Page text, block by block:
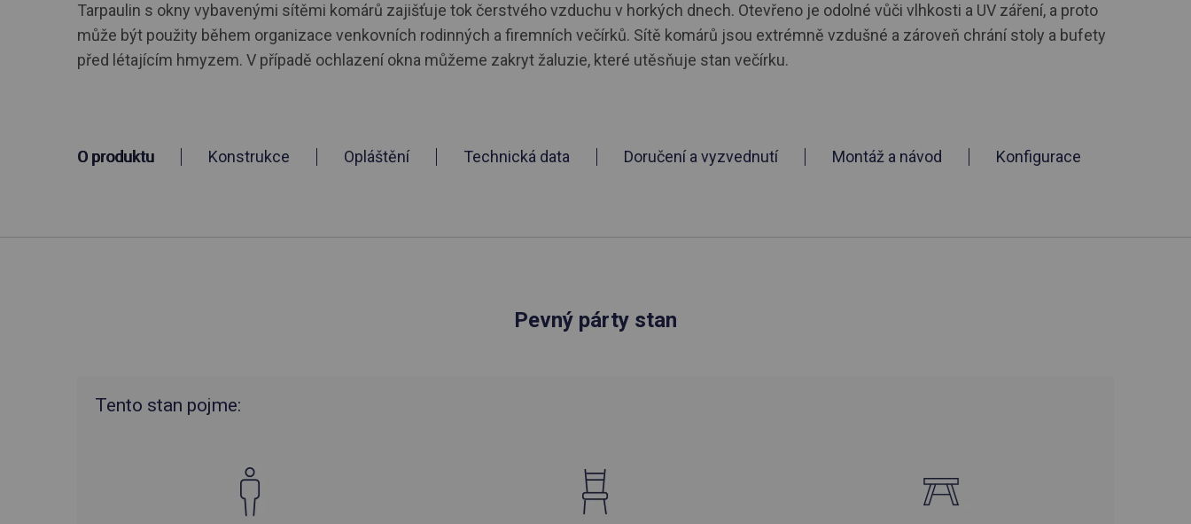
Tarpaulin s okny vybavenými sítěmi komárů zajišťuje tok čerstvého vzduchu v horkých dnech. Otevřeno je odolné vůči vlhkosti a UV záření, a proto
může být použity během organizace venkovních rodinných a firemních večírků. Sítě komárů jsou extrémně vzdušné a zároveň chrání stoly a bufety
před létajícím hmyzem. V případě ochlazení okna můžeme zakryt žaluzie, které utěsňuje stan večírku.
O produktu Konstrukce Opláštění Technická data Doručení a vyzvednutí Montáž a návod Konfigurace
Pevný párty stan
Tento stan pojme: